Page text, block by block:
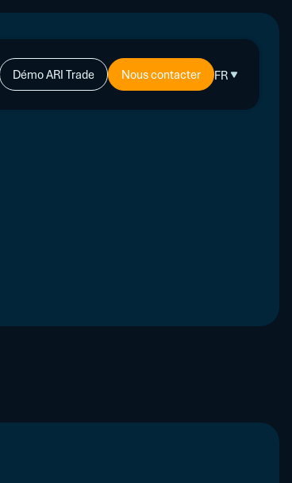
Démo ARI Trade Nous contacter FR